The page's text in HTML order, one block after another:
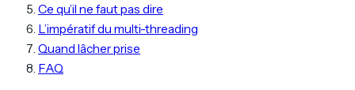
Ce qu’il ne faut pas dire
L’impératif du multi-threading
Quand lâcher prise
FAQ